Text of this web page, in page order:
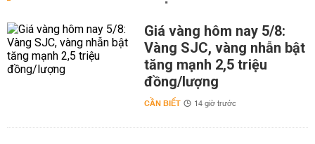
Giá vàng hôm nay 5/8:
Vàng SJC, vàng nhẫn bật
tăng mạnh 2,5 triệu
đồng/lượng
CẦN BIẾT 14 giờ trước